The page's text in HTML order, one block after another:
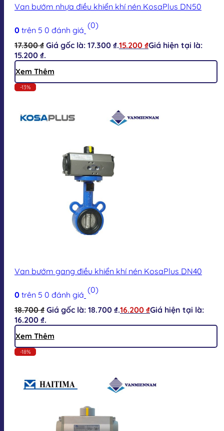
Van bướm nhựa điều khiển khí nén KosaPlus DN50
0 trên 5 0 đánh giá (0)
17.300₫ Giá gốc là: 17.300 ₫.15.200 ₫Giá hiện tại là:
15.200 ₫.
Xem Thêm
-13%
Van bướm gang điều khiển khí nén KosaPlus DN40
0 trên 5 0 đánh giá (0)
18.700₫ Giá gốc là: 18.700 ₫.16.200 ₫Giá hiện tại là:
16.200 ₫.
Xem Thêm
-18%